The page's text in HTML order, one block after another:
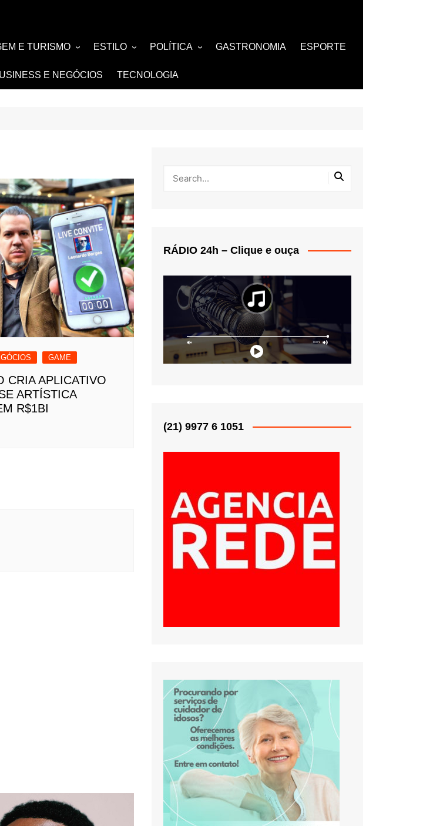
E TURISMO ESTILO
MODA E BELEZA
NOIVAS e DEBUTANTES
POLÍTICA
FAMOSOS
GASTRONOMIA ESPORTE
E NEGÓCIOS TECNOLOGIA
GAME
CRIA APLICATIVO
ARTÍSTICA
R$1BI
RÁDIO 24h – Clique e ouça
(21) 9977 6 1051